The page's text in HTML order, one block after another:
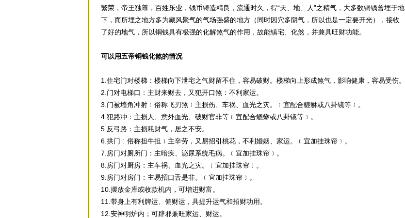
繁荣，帝王独尊，百姓乐业，钱币铸造精良，流通时久，得“天、地、人”之精气，大多数铜钱曾埋于地
下，而所埋之地方多为藏风聚气的气场强盛的地方（同时因穴多阴气，所以也是一定要开光），接收
了好的地气，所以铜钱具有极强的化解煞气的作用，故能镇宅、化煞，并兼具旺财功能。
可以用五帝铜钱化煞的情况
1.住宅门对楼梯：楼梯向下泄宅之气财留不住，容易破财。楼梯向上形成煞气，影响健康，容易受伤。
2.门对电梯口：主财来财去，又犯开口煞：不利家运。
3.门被墙角冲射﹝俗称飞刃煞﹞主损伤、车祸、血光之灾。﹝宜配合貔貅或八卦镜等﹞。
4.犯路冲：主损人、意外血光、破财官非等﹝宜配合貔貅或八卦镜等﹞。
5.反弓路：主损耗财气，居之不安。
6.拱门﹝俗称担牛担﹞主辛劳，又易招引桃花，不利婚姻、家运。﹝宜加挂珠帘﹞。
7.房门对厕所门：主暗疾、泌尿系统毛病。﹝宜加挂珠帘﹞。
8.房门对厨房：主车祸、血光之灾。﹝宜加挂珠帘﹞。
9.房门对房门：主易招口舌是非。﹝宜加挂珠帘﹞。
10.摆放金库或收款机内，可增进财富。
11.带身上有利牌运、偏财运，具提升运气和招财功用。
12.安神明炉内；可辟邪兼旺家运、财运。